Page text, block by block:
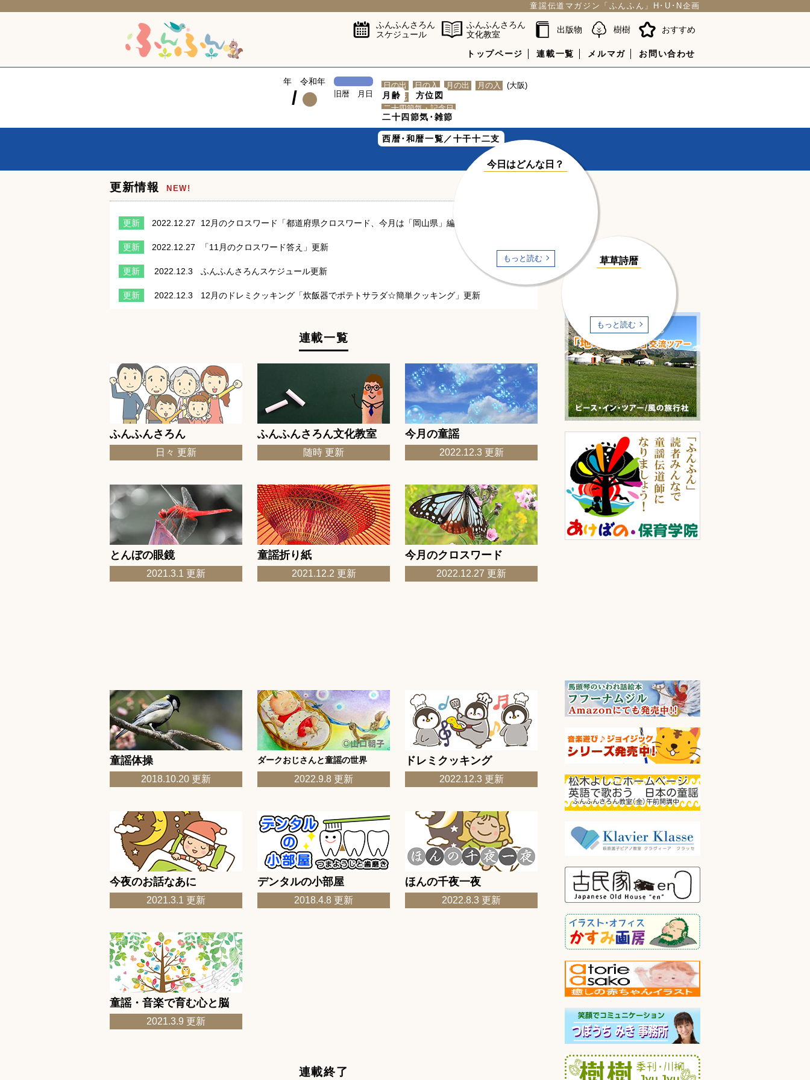
童謡伝道マガジン「ふんふん」H･U･N企画
ふんふんさろん
スケジュール
ふんふんさろん
文化教室
出版物 樹樹 おすすめ
トップページ 連載一覧 メルマガ お問い合わせ
年 令和年
/ 旧暦 月日
日の出 日の入 月の出 月の入
(大阪)
誕生花
花言葉
二十四節気・記念日
今日はどんな日？
もっと読む 草草詩暦
もっと読む
月齢 方位図
二十四節気･雑節
西暦･和暦一覧／十干十二支
更新情報 NEW!
更新 2022.12.27 12月のクロスワード「都道府県クロスワード、今月は「岡山県」編」更新
更新 2022.12.27 「11月のクロスワード答え」更新
更新 2022.12.3 ふんふんさろんスケジュール更新
更新 2022.12.3 12月のドレミクッキング「炊飯器でポテトサラダ☆簡単クッキング」更新
ふんふんさろんスケジュール更新
更新 2022.11.4
ほんの千夜一夜「『いたずらのすきなけんちくか』安藤忠雄・原作／はたこうしろ
う・絵（小学館・２０２０年）」更新
更新
2022.11.4 11月のドレミクッキング「ベーコン＆ピーマンのロコモコ風」更新
更新 2022.11.4 11月のクロスワード「都道府県クロスワード、今月は「大阪府」編」更新
更新 2022.11.4 「10月のクロスワード答え」更新
更新 2022.10.2 10月のドレミクッキング「青梗菜とベーコンのミルクスープ☆簡単レシピ」更新
2022.10.2 10月のクロスワード「都道府県クロスワード、今月は「大分県」編」更新
更新 2022.10.2 「9月のクロスワード答え」更新
更新 2022.10.2 今月の童謡 10月「野菊」更新
更新 2022.10.2 ふんふんさろんスケジュール更新
更新 2022.9.3 「8月のクロスワード答え」更新
更新 2022.9.3 今月の童謡 9月「黄金虫」更新
更新 2022.8.3 8月のドレミクッキング「明石焼風キャベツ焼き」更新
2022.8.3 ふんふんさろんスケジュール更新
版】・２０２０年） 」更新
更新
2022.8.3 8月のクロスワード「都道府県クロスワード、今月は「岩手県」編」更新
更新 2022.8.3 「7月のクロスワード答え」更新
更新 2022.8.3 今月の童謡8月「浜辺の歌」更新
2022.7.10 7月のドレミクッキング「ゴーヤとベーコンのバター醤油炒め」更新
更新 2022.7.7 「6月のクロスワード答え」更新
更新 2022.7.7 今月の童謡7月「お山のお猿」更新
更新 2022.7.7 ふんふんさろんスケジュール更新
2022.6.2 ふんふんさろんスケジュール更新
6月のクロスワード「都道府県クロスワード、今月は「石川県」編」更新
連載一覧
ふんふんさろん
日々 更新
ふんふんさろん文化教室
随時 更新
今月の童謡
2022.12.3 更新
とんぼの眼鏡
2021.3.1 更新
童謡折り紙
2021.12.2 更新
今月のクロスワード
2022.12.27 更新
童謡体操
2018.10.20 更新
ダークおじさんと童謡の世界
2022.9.8 更新
ドレミクッキング
2022.12.3 更新
今夜のお話なあに
2021.3.1 更新
デンタルの小部屋
2018.4.8 更新
ほんの千夜一夜
2022.8.3 更新
童謡・音楽で育む心と脳
2021.3.9 更新
連載終了